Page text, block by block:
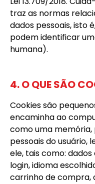
traz as normas
dados pessoais, isto
podem identificar
humana).
4. O QUE SÃO
Cookies são
encaminha ao
como uma memória,
pessoais do usuário,
ele, tais como:
login, idioma
carrinho de compra,